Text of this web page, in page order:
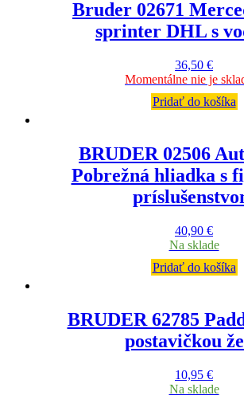
Bruder 02671
sprinter DHL s
36,50 €
Momentálne nie je
Pridať do košíka
BRUDER 02506
Pobrežná hliadka s
40,90 €
Na sklade
Pridať do košíka
BRUDER 62785
postavičkou
10,95 €
Na sklade